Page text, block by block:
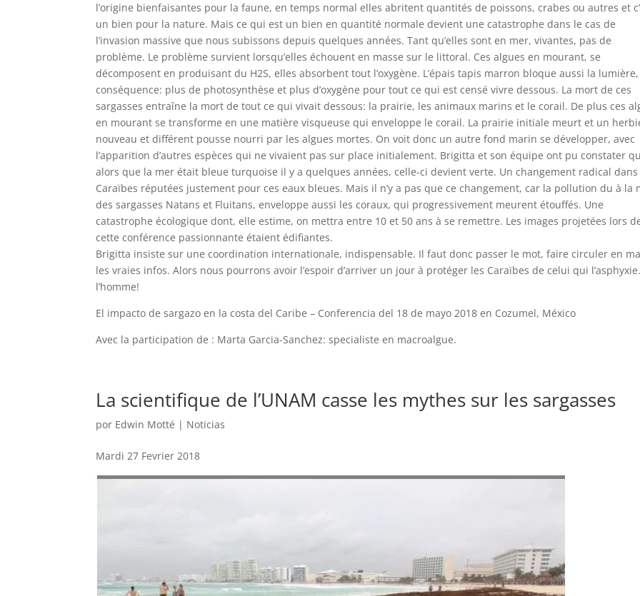
l’origine bienfaisantes pour la faune, en temps normal elles abritent quantités de poissons, crabes ou autres et
un bien pour la nature. Mais ce qui est un bien en quantité normale devient une catastrophe dans le cas de
l’invasion massive que nous subissons depuis quelques années. Tant qu’elles sont en mer, vivantes, pas de
problème. Le problème survient lorsqu’elles échouent en masse sur le littoral. Ces algues en mourant, se
décomposent en produisant du H2S, elles absorbent tout l’oxygène. L’épais tapis marron bloque aussi la lumière,
conséquence: plus de photosynthèse et plus d’oxygène pour tout ce qui est censé vivre dessous. La mort de ces
sargasses entraîne la mort de tout ce qui vivait dessous: la prairie, les animaux marins et le corail. De plus ces
en mourant se transforme en une matière visqueuse qui enveloppe le corail. La prairie initiale meurt et un
nouveau et différent pousse nourri par les algues mortes. On voit donc un autre fond marin se développer, avec
l’apparition d’autres espèces qui ne vivaient pas sur place initialement. Brigitta et son équipe ont pu constater
alors que la mer était bleue turquoise il y a quelques années, celle-ci devient verte. Un changement radical dans
Caraïbes réputées justement pour ces eaux bleues. Mais il n’y a pas que ce changement, car la pollution du à la
des sargasses Natans et Fluitans, enveloppe aussi les coraux, qui progressivement meurent étouffés. Une
catastrophe écologique dont, elle estime, on mettra entre 10 et 50 ans à se remettre. Les images projetées lors
cette conférence passionnante étaient édifiantes.
Brigitta insiste sur une coordination internationale, indispensable. Il faut donc passer le mot, faire circuler en
les vraies infos. Alors nous pourrons avoir l’espoir d’arriver un jour à protéger les Caraïbes de celui qui
l’homme!
El impacto de sargazo en la costa del Caribe – Conferencia del 18 de mayo 2018 en Cozumel, México
Avec la participation de : Marta Garcia-Sanchez: specialiste en macroalgue.
La scientifique de l’UNAM casse les mythes sur les sargasses
por Edwin Motté | Noticias
Mardi 27 Fevrier 2018